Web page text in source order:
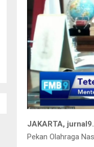
JAKARTA,
Pekan Olahraga